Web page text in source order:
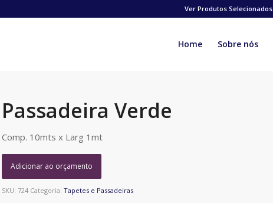
Ver Produtos Selecionados
Home Sobre nós
Passadeira Verde
Comp. 10mts x Larg 1mt
Adicionar ao orçamento
SKU: 724 Categoria:Tapetes e Passadeiras